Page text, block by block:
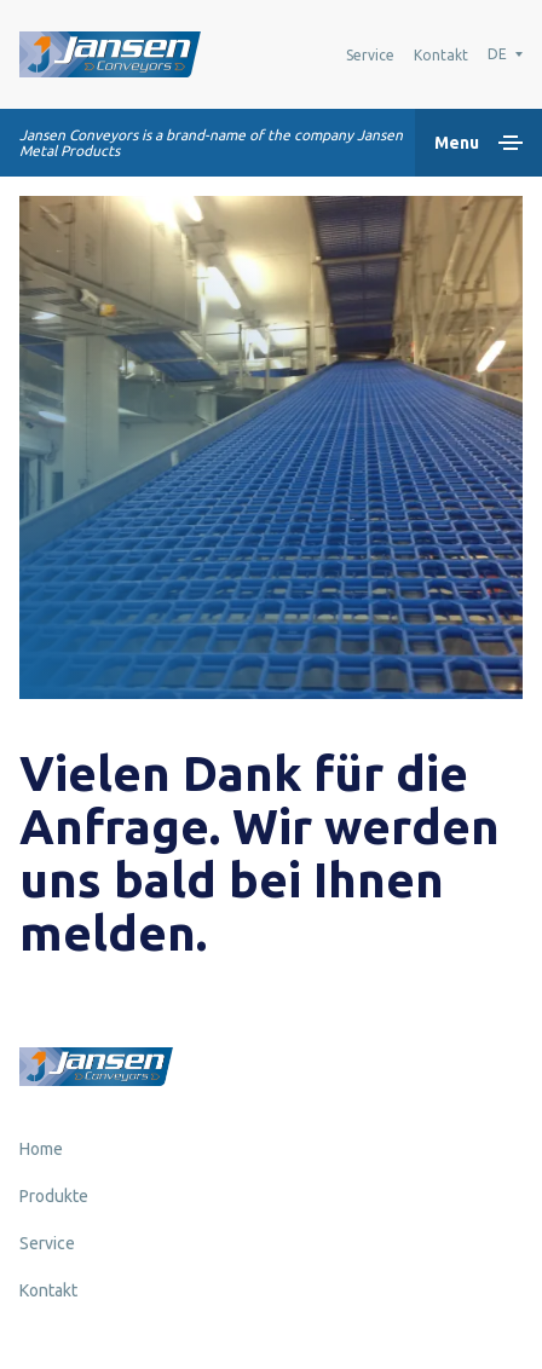
Service Kontakt DE
Jansen Conveyors is a brand-name of the company Jansen
Metal Products
Menu
Home
Kunststoff-Modulbänder
Transportsysteme
Industrie-Lösungen
Über uns
Vielen Dank für die
Anfrage. Wir werden
uns bald bei Ihnen
melden.
Home
Produkte
Service
Kontakt